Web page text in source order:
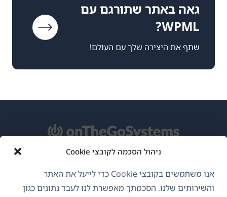
ניהול הסכמה לקובצי Cookie
אנו משתמשים בקובצי Cookie כדי לייעל את האתר
והשירותים שלנו. הסכמתך מאפשרת לנו לעבד נתונים כגון
גאה באתר שתורגם עם
WPML?
שתף את היצירה שלך עם העולם!
GDPR ומדיניות פרטיות